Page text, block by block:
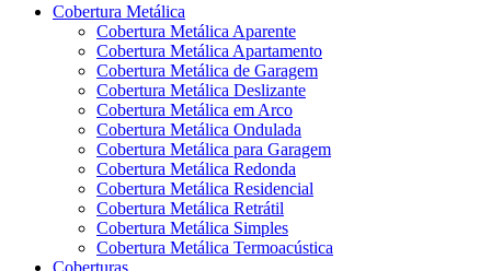
Cobertura Metálica
Cobertura Metálica Aparente
Cobertura Metálica Apartamento
Cobertura Metálica de Garagem
Cobertura Metálica Deslizante
Cobertura Metálica em Arco
Cobertura Metálica Ondulada
Cobertura Metálica para Garagem
Cobertura Metálica Redonda
Cobertura Metálica Residencial
Cobertura Metálica Retrátil
Cobertura Metálica Simples
Cobertura Metálica Termoacústica
Coberturas